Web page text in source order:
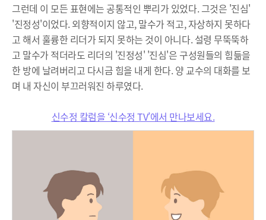
그런데 이 모든 표현에는 공통적인 뿌리가 있었다. 그것은 '진심'
'진정성'이었다. 외향적이지 않고, 말수가 적고, 자상하지 못하다
고 해서 훌륭한 리더가 되지 못하는 것이 아니다. 설령 무뚝뚝하
고 말수가 적더라도 리더의 '진정성' '진심'은 구성원들의 힘듦을
한 방에 날려버리고 다시금 힘을 내게 한다. 양 교수의 대화를 보
며 내 자신이 부끄러워진 하루였다.
신수정 칼럼을 ‘신수정 TV’에서 만나보세요.